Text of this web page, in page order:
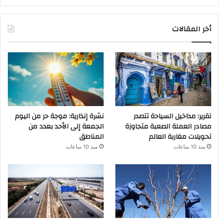
أخر المقالات
تقرير: مداخيل السياحة تتصدر
مصادر العملة الصعبة متجاوزة
تحويلات مغاربة العالم
منذ 10 ساعات
نشرة إنذارية: موجة حر من اليوم
الجمعة إلى الأحد بعدد من
المناطق
منذ 10 ساعات